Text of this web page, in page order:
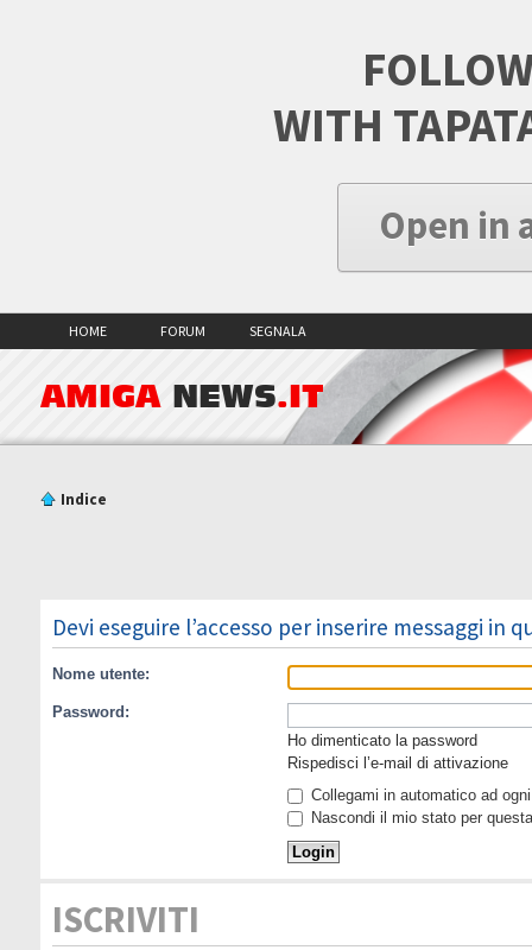
WITH
Open in
HOME FORUM SEGNALA
AMIGA NEWS.IT
Indice
Devi eseguire l’accesso per inserire messaggi in
Nome utente:
Password:
Ho dimenticato la password
Rispedisci l’e-mail di attivazione
Collegami in automatico ad
Nascondi il mio stato per
ISCRIVITI